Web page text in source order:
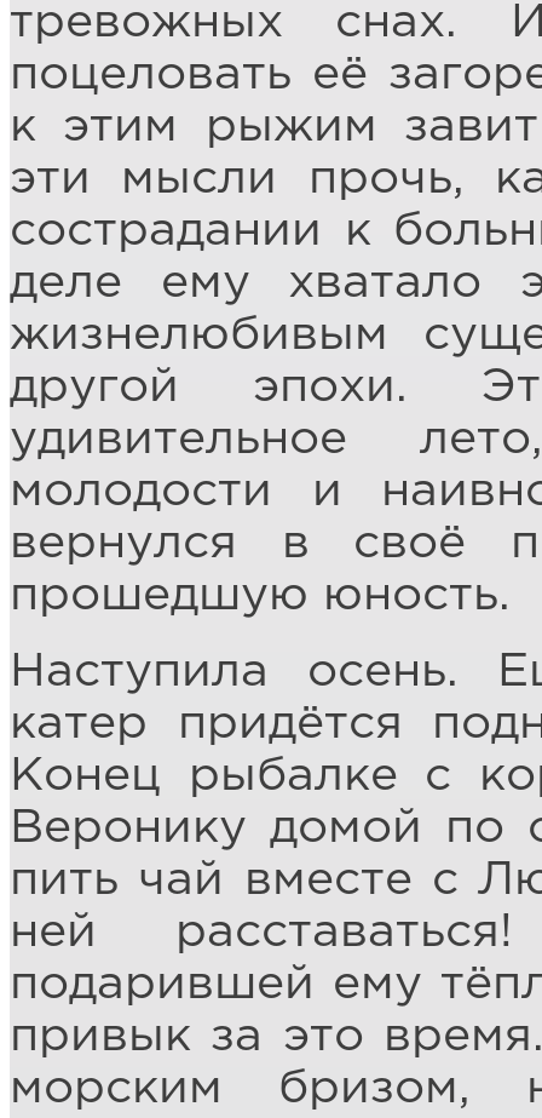
тревожных снах.
поцеловать её
к этим рыжим
эти мысли прочь,
сострадании к
деле ему хватало
жизнелюбивым
другой эпохи.
удивительное
молодости и
вернулся в своё
прошедшую юность.
Наступила осень.
катер придётся
Конец рыбалке с
Веронику домой по
пить чай вместе с
ней
подарившей ему
привык за это
морским бризом,